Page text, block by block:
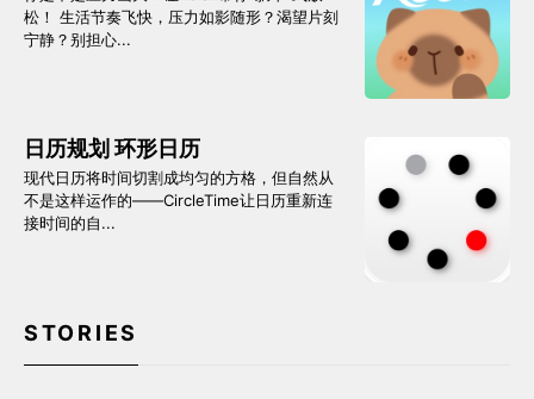
松！ 生活节奏飞快，压力如影随形？渴望片刻
宁静？别担心...
日历规划 环形日历
现代日历将时间切割成均匀的方格，但自然从
不是这样运作的——CircleTime让日历重新连
接时间的自...
STORIES